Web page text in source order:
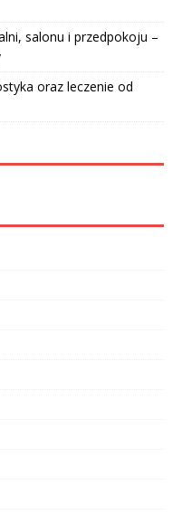
salonu i przedpokoju –
oraz leczenie od